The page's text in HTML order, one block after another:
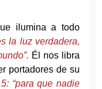
ilumina a todo
la luz verdadera,
Él nos libra
portadores de su
“para que nadie